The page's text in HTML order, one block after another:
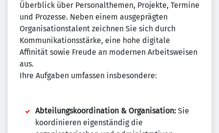
Überblick über Personalthemen, Projekte, Termine
und Prozesse. Neben einem ausgeprägten
Organisationstalent zeichnen Sie sich durch
Kommunikationsstärke, eine hohe digitale
Affinität sowie Freude an modernen Arbeitsweisen
aus.
Ihre Aufgaben umfassen insbesondere:
Abteilungskoordination & Organisation: Sie
koordinieren eigenständig die